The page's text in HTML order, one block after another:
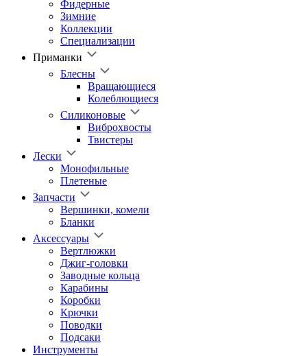
Фидерные
Зимние
Коллекции
Специализации
Приманки
Блесны
Вращающиеся
Колеблющиеся
Силиконовые
Виброхвосты
Твистеры
Лески
Монофильные
Плетеные
Запчасти
Вершинки, комели
Бланки
Аксессуары
Вертлюжки
Джиг-головки
Заводные кольца
Карабины
Коробки
Крючки
Поводки
Подсаки
Инструменты